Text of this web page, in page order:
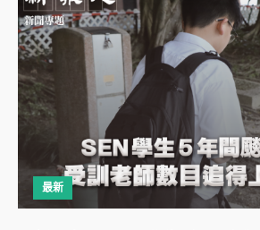
最新